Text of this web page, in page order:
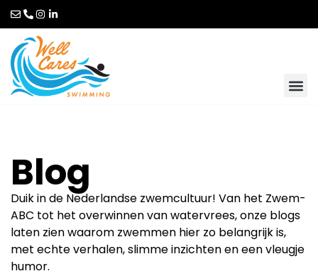
Blog
Duik in de Nederlandse zwemcultuur! Van het Zwem-
ABC tot het overwinnen van watervrees, onze blogs
laten zien waarom zwemmen hier zo belangrijk is,
met echte verhalen, slimme inzichten en een vleugje
humor.